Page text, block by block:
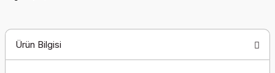
Ürün Bilgisi